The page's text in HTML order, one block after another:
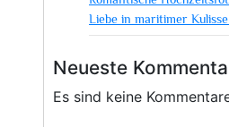
Liebe in maritimer
Neueste
Es sind keine